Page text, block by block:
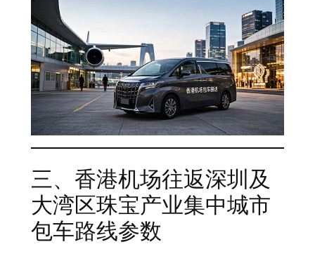
三、香港机场往返深圳及
大湾区珠宝产业集中城市
包车路线参数